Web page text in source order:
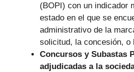
(BOPI) con un indicador
estado en el que se
administrativo de la
solicitud, la concesión, o
Concursos y Subastas
adjudicadas a la